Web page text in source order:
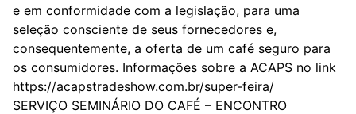
e em conformidade com a legislação, para uma
seleção consciente de seus fornecedores e,
consequentemente, a oferta de um café seguro para
os consumidores. Informações sobre a ACAPS no link
https://acapstradeshow.com.br/super-feira/
SERVIÇO SEMINÁRIO DO CAFÉ – ENCONTRO